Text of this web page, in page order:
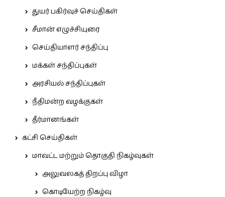
துயர் பகிர்வுச் செய்திகள்
சீமான் எழுச்சியுரை
செய்தியாளர் சந்திப்பு
மக்கள் சந்திப்புகள்
அரசியல் சந்திப்புகள்
நீதிமன்ற வழக்குகள்
தீர்மானங்கள்
கட்சி செய்திகள்
மாவட்ட மற்றும் தொகுதி நிகழ்வுகள்
அலுவலகத் திறப்பு விழா
கொடியேற்ற நிகழ்வு